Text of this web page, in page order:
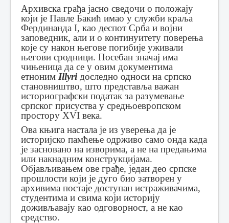
Архивска грађа јасно сведочи о положају
који је Павле Бакић имао у служби краља
Фердинанда I, као деспот Срба и војни
заповедник, али и о континуитету поверења
које су након његове погибије уживали
његови сродници. Посебан значај има
чињеница да се у овим документима
етноним Illyri доследно односи на српско
становништво, што представља важан
историографски податак за разумевање
српског присуства у средњоевропском
простору XVI века.
Ова књига настала је из уверења да је
историјско памћење одрживо само онда када
је засновано на изворима, а не на предањима
или накнадним конструкцијама.
Објављивањем ове грађе, један део српске
прошлости који је дуго био затворен у
архивима постаје доступан истраживачима,
студентима и свима који историју
доживљавају као одговорност, а не као
средство.